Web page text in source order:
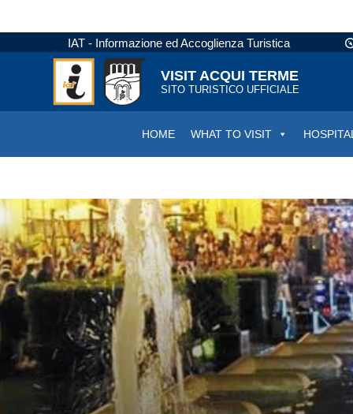
IAT - Informazione ed Accoglienza Turistica
VISIT ACQUI TERME
SITO TURISTICO UFFICIALE
HOME WHAT TO VISIT